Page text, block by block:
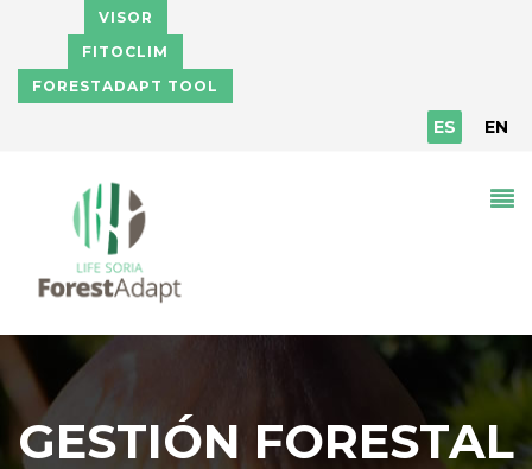
Pasar al contenido principal
VISOR
FITOCLIM
FORESTADAPT TOOL
ES EN
GESTIÓN FORESTAL